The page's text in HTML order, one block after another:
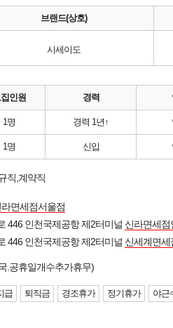
브랜드(상호)
시세이도
집인원 경력
1명 경력 1년↑
1명 신입
직,계약직
라면세점서울점
446 인천국제공항 제2터미널 신라면세점
446 인천국제공항 제2터미널 신세계면세
.공휴일개수추가휴무)
급 퇴직금 경조휴가 정기휴가 야근